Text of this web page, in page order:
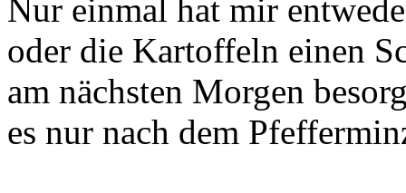
Nur einmal hat mir
oder die Kartoffeln einen
am nächsten Morgen
es nur nach dem